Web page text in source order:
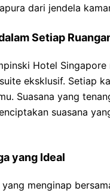
dari jendela
Setiap
Hotel
eksklusif. Setiap
Suasana yang
suasana
yang Ideal
menginap